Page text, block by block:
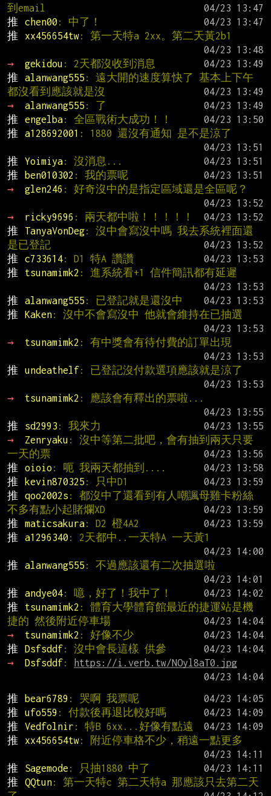
到email
推
chen00 : 中了！
推
xx456654tw: 第一天特a 2xx。第二天黃2b1
→
gekidou : 2天都沒收到消息
推
alanwang555 : 遠大開的速度算快了 基本上下午
都沒看到應該就是沒
→
alanwang555 : 了
推
engelba: 全區戰術大成功！！
推
a128692001 : 1880 還沒有通知 是不是涼了
推
Yoimiya: 沒消息...
推
ben010302 : 我的票呢
→
glen246 : 好奇沒中的是指定區域還是全區呢？
→
ricky9696 : 兩天都中啦！！！！！
推
TanyaVonDeg: 沒中會寫沒中嗎 我去系統裡面還
是已登記
推
c733614: D1 特A 讚讚
推
tsunamimk2 : 進系統看+1 信件簡訊都有延遲
推
alanwang555 : 已登記就是還沒中
推
Kaken: 沒中不會寫沒中 他就會維持在已抽選
→
tsunamimk2 : 有中獎會有待付費的訂單出現
推
undeathelf: 已登記沒付款選項應該就是涼了
→
tsunamimk2 : 應該會有釋出的票啦...
推
sd2993 : 我來力
→
Zenryaku : 沒中等第二批吧，會有抽到兩天只要
一天的票
推
oioio : 呃 我兩天都抽到....
推
kevin870325 : 只中D1
推
qoo2002s : 都沒中了還看到有人嘲諷母雞卡粉絲
不多有點小起賭爛XD
推
maticsakura: D2 橙4A2
推
a1296340 : 2天都中..一天特A 一天黃1
推
alanwang555 : 不過應該還有二次抽選啦
推
andye04: 噫，好了！我中了！
推
tsunamimk2 : 體育大學體育館最近的捷運站是機
捷的 然後附近停車場
→
tsunamimk2 : 好像不少
推
Dsfsddf: 沒中會長這樣 供參
→
Dsfsddf:
https://i.verb.tw/NOyl8aT0.jpg
推
bear6789 : 哭啊 我票呢
推
ufo559 : 付款後再退比較好嗎
推
Vedfolnir : 特B 6xx...好像有點遠
推
xx456654tw: 附近停車格不少，稍遠一點更多
推
Sagemode : 只抽1880 中了
推
QQtun: 第一天特c 第二天特a 那應該只去第二天